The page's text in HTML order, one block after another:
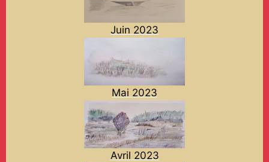
Juin 2023
Mai 2023
Avril 2023